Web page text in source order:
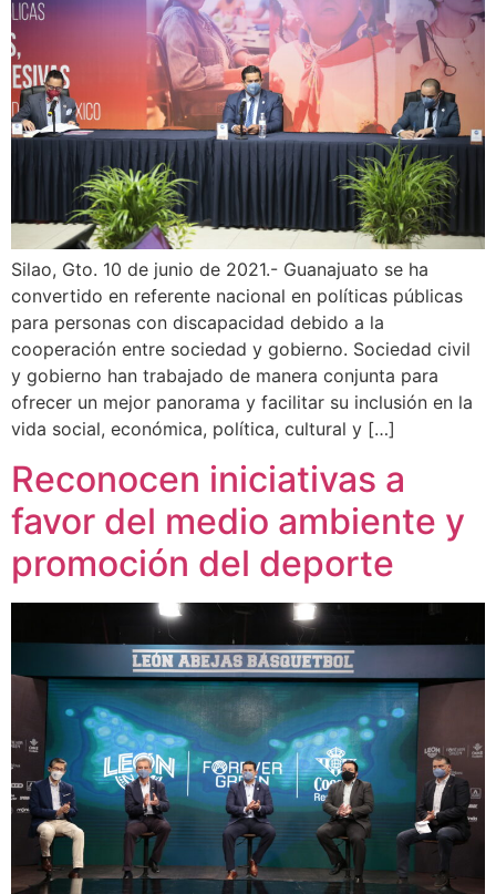
Silao, Gto. 10 de junio de 2021.- Guanajuato se ha
convertido en referente nacional en políticas públicas
para personas con discapacidad debido a la
cooperación entre sociedad y gobierno. Sociedad civil
y gobierno han trabajado de manera conjunta para
ofrecer un mejor panorama y facilitar su inclusión en la
vida social, económica, política, cultural y […]
Reconocen iniciativas a
favor del medio ambiente y
promoción del deporte